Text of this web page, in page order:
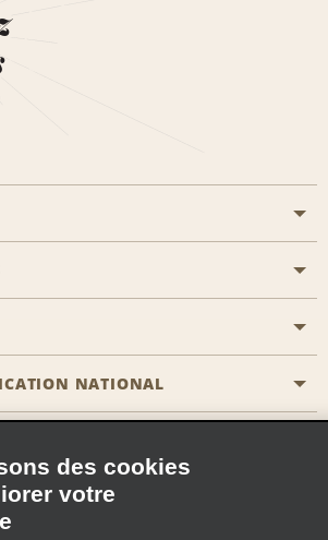
professionnels
par email
NATIONAL
des cookies
votre